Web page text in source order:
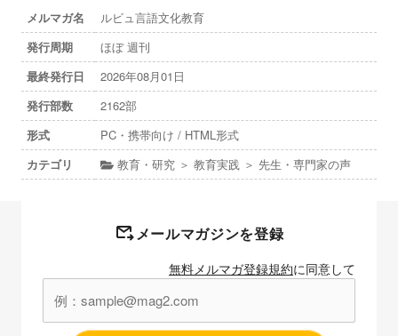
メルマガ名
ルビュ言語文化教育
発行周期
ほぼ 週刊
最終発行日
2026年08月01日
発行部数
2162部
形式
PC・携帯向け / HTML形式
カテゴリ
教育・研究 ＞ 教育実践 ＞ 先生・専門家の声
メールマガジンを登録
無料メルマガ登録規約に同意して